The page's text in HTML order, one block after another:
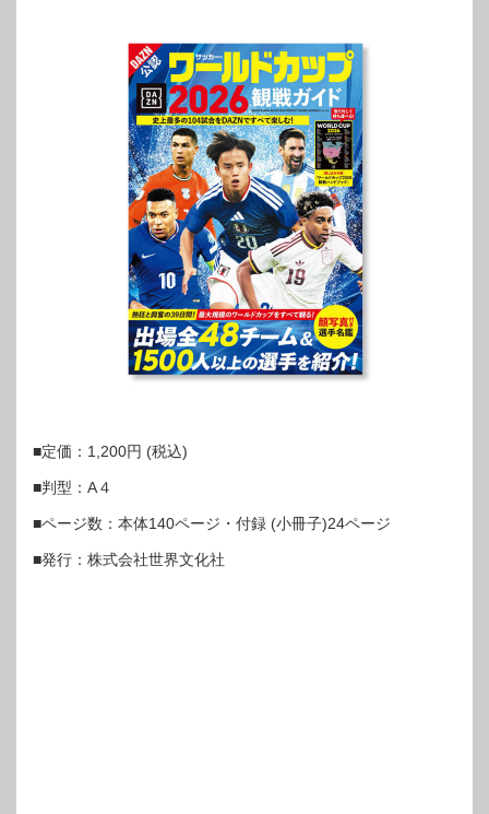
■定価：1,200円 (税込)
■判型：A４
■ページ数：本体140ページ・付録 (小冊子)24ページ
■発⾏：株式会社世界⽂化社